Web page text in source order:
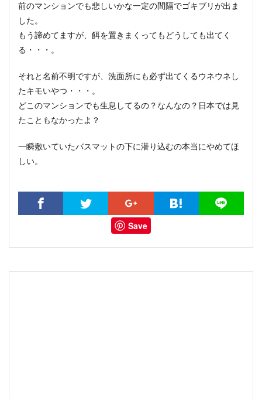
前のマンションでも悲しいかな一定の間隔でゴキブリが出ま
した。
もう諦めてますが、餌を置きまくってもどうしても出てく
る・・・。
それと名前不明ですが、洗面所にも必ず出てくるウネウネし
たキモいやつ・・・。
どこのマンションでも生息してるの？なんなの？日本では見
たこともなかったよ？
一瞬敷いていたバスマットの下に潜り込むの本当にやめてほ
しい。
Save